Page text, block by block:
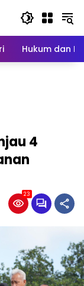
Hukum dan
4
23